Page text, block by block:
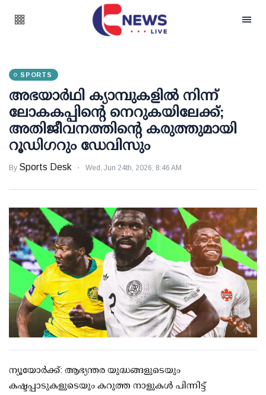
SPORTS
അഭയാർഥി ക്യാമ്പുകളിൽ നിന്ന്
ലോകകപ്പിന്റെ നെറുകയിലേക്ക്;
അതിജീവനത്തിന്റെ കരുത്തുമായി
റൂഡിഗറും ഡേവിസും
By Sports Desk Wed, Jun 24th, 2026, 8:46 AM
ന്യൂയോർക്ക്: ആഭ്യന്തര യുദ്ധങ്ങളുടെയും
കഷ്ടപ്പാടുകളുടെയും കറുത്ത നാളുകൾ പിന്നിട്ട്